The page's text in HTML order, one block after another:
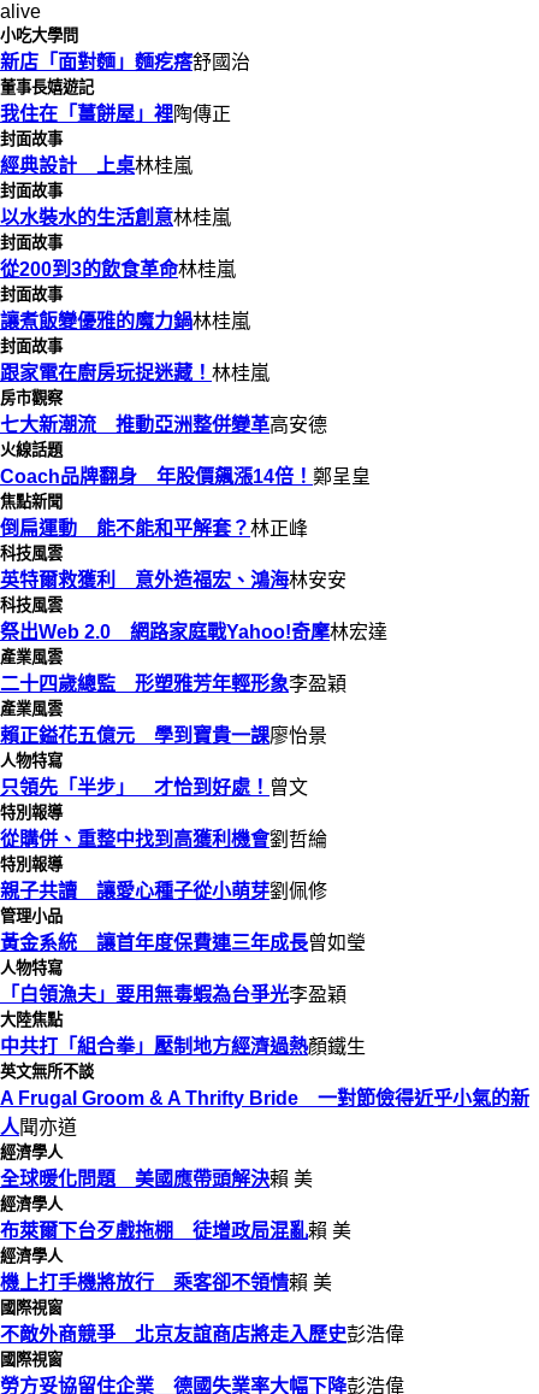
alive
小吃大學問
新店「面對麵」麵疙瘩舒國治
董事長嬉遊記
我住在「薑餅屋」裡陶傳正
封面故事
經典設計 上桌林桂嵐
封面故事
以水裝水的生活創意林桂嵐
封面故事
從200到3的飲食革命林桂嵐
封面故事
讓煮飯變優雅的魔力鍋林桂嵐
封面故事
跟家電在廚房玩捉迷藏！ 林桂嵐
房市觀察
七大新潮流 推動亞洲整併變革高安德
火線話題
Coach品牌翻身 年股價飆漲14倍！ 鄭呈皇
焦點新聞
倒扁運動 能不能和平解套？林正峰
科技風雲
英特爾救獲利 意外造福宏、鴻海林安安
科技風雲
祭出Web 2.0 網路家庭戰Yahoo!奇摩林宏達
產業風雲
二十四歲總監 形塑雅芳年輕形象李盈穎
產業風雲
賴正鎰花五億元 學到寶貴一課廖怡景
人物特寫
只領先「半步」 才恰到好處！ 曾文
特別報導
從購併、重整中找到高獲利機會劉哲綸
特別報導
親子共讀 讓愛心種子從小萌芽劉佩修
管理小品
黃金系統 讓首年度保費連三年成長曾如瑩
人物特寫
「白領漁夫」要用無毒蝦為台爭光李盈穎
大陸焦點
中共打「組合拳」壓制地方經濟過熱顏鐵生
英文無所不談
A Frugal Groom & A Thrifty Bride 一對節儉得近乎小氣的新
人聞亦道
經濟學人
全球暖化問題 美國應帶頭解決賴 美
經濟學人
布萊爾下台歹戲拖棚 徒增政局混亂賴 美
經濟學人
機上打手機將放行 乘客卻不領情賴 美
國際視窗
不敵外商競爭 北京友誼商店將走入歷史彭浩偉
國際視窗
勞方妥協留住企業 德國失業率大幅下降彭浩偉